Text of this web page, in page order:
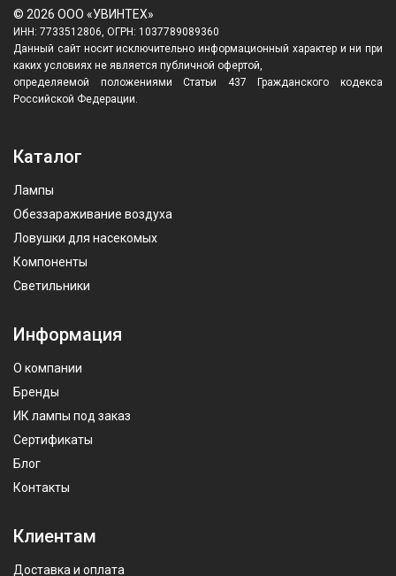
© 2026 ООО «УВИНТЕХ»
ИНН: 7733512806, ОГРН: 1037789089360
Данный сайт носит исключительно информационный характер и ни при
каких условиях не является публичной офертой,
определяемой положениями Статьи 437 Гражданского кодекса
Российской Федерации.
Каталог
Лампы
Обеззараживание воздуха
Ловушки для насекомых
Компоненты
Светильники
Информация
О компании
Бренды
ИК лампы под заказ
Сертификаты
Блог
Контакты
Клиентам
Доставка и оплата